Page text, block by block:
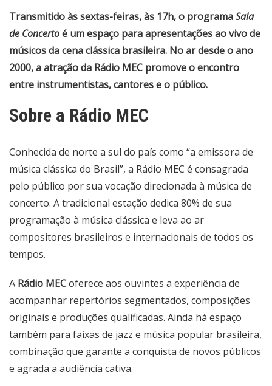
Transmitido às sextas-feiras, às 17h, o programaSala
de Concertoé um espaço para apresentações ao vivo de
músicos da cena clássica brasileira. No ar desde o ano
2000, a atração da Rádio MEC promove o encontro
entre instrumentistas, cantores e o público.
Sobre a Rádio MEC
Conhecida de norte a sul do país como “a emissora de
música clássica do Brasil”, a Rádio MEC é consagrada
pelo público por sua vocação direcionada à música de
concerto. A tradicional estação dedica 80% de sua
programação à música clássica e leva ao ar
compositores brasileiros e internacionais de todos os
tempos.
A Rádio MECoferece aos ouvintes a experiência de
acompanhar repertórios segmentados, composições
originais e produções qualificadas. Ainda há espaço
também para faixas de jazz e música popular brasileira,
combinação que garante a conquista de novos públicos
e agrada a audiência cativa.